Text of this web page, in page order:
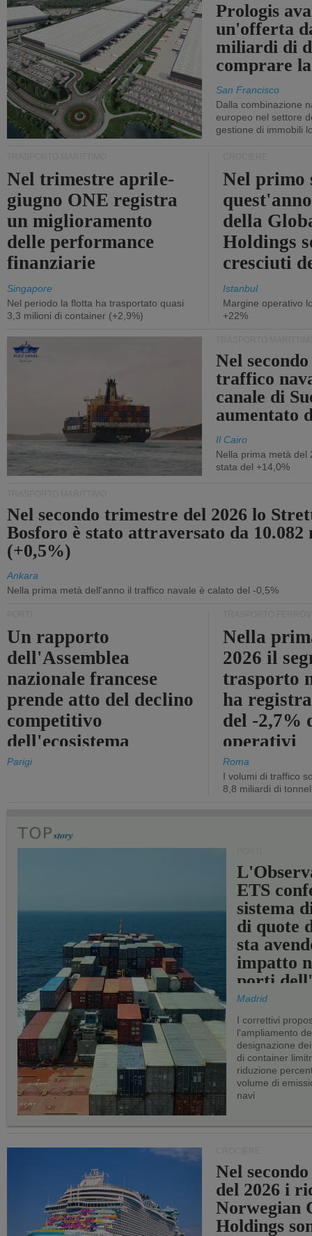
Prologis
un'offerta
miliardi di
comprare
San Francisco
Dalla combinazione
europeo nel settore
gestione di immobili
Nel trimestre aprile-
giugno ONE registra
un miglioramento
delle performance
finanziarie
Singapore
Nel periodo la flotta ha trasportato quasi
3,3 milioni di container (+2,9%)
Nel primo
della
Holdings
cresciuti
Istanbul
Margine operativo
+22%
Nel
traffico
canale di
aumentato
Il Cairo
Nella prima metà del
stata del +14,0%
Nel secondo trimestre del 2026 lo
Bosforo è stato attraversato da 10.082
(+0,5%)
Ankara
Nella prima metà dell'anno il traffico navale è calato del -0,5%
Un rapporto
dell'Assemblea
nazionale francese
prende atto del declino
competitivo
dell'ecosistema
portuale statale
Parigi
Nella
2026 il
trasporto
ha
del -2,7%
operativi
Roma
I volumi di traffico
8,8 miliardi di
ETS
sistema
di quote
sta
impatto
porti
Madrid
I correttivi
l'ampliamento
designazione
di container
riduzione
volume di
navi
Nel
del 2026 i
Norwegian
Holdings